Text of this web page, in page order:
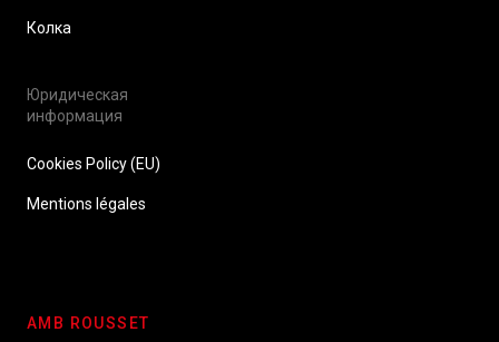
Колка
Юридическая
информация
Cookies Policy (EU)
Mentions légales
AMB ROUSSET